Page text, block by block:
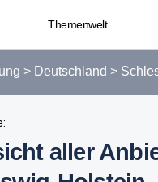
Themenwelt
> Deutschland >
aller